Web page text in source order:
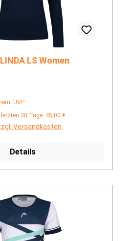
UVP
30 Tage: 45,00 €
Versandkosten
Details